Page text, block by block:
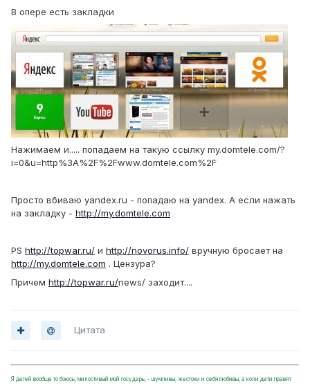
В опере есть закладки
Нажимаем и..... попадаем на такую ссылку my.domtele.com/?
i=0&u=http%3A%2F%2Fwww.domtele.com%2F
Просто вбиваю yandex.ru - попадаю на yandex. А если нажать
на закладку - http://my.domtele.com
PS http://topwar.ru/ и http://novorus.info/ вручную бросает на
http://my.domtele.com . Цензура?
Причем http://topwar.ru/news/ заходит....
Цитата
Я детей вообще то боюсь, милостивый мой государь, - шумливы, жестоки и себялюбивы, а коли дети правят